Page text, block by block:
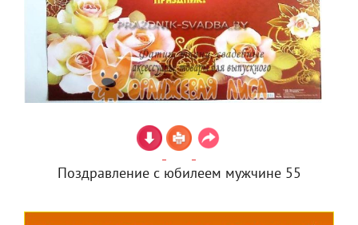
Поздравление с юбилеем мужчине 55